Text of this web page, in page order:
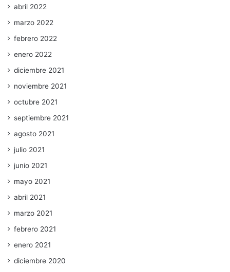
abril 2022
marzo 2022
febrero 2022
enero 2022
diciembre 2021
noviembre 2021
octubre 2021
septiembre 2021
agosto 2021
julio 2021
junio 2021
mayo 2021
abril 2021
marzo 2021
febrero 2021
enero 2021
diciembre 2020